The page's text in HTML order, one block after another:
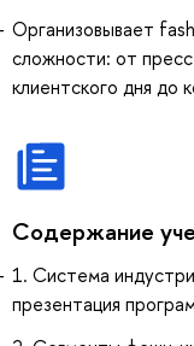
Организовывает
сложности: от
клиентского дня до
Содержание
1. Система
презентация